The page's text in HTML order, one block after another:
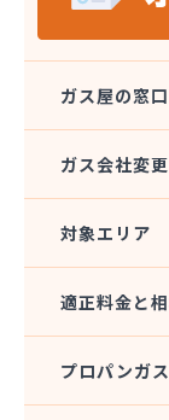
株式会社カネ
株式会社キハ
株式会社ダイ
株式会社タカ
株式会社チク
株式会社チク
株式会社ツ
株式会社ツ
株式会社ツ
ガス屋の窓
ガス会社変
対象エリア
適正料金と
プロパンガ